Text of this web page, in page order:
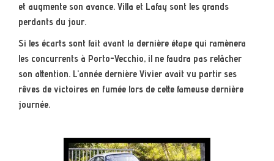
et augmente son avance. Villa et Lafay sont les grands
perdants du jour.
Si les écarts sont fait avant la dernière étape qui ramènera
les concurrents à Porto-Vecchio, il ne faudra pas relâcher
son attention. L’année dernière Vivier avait vu partir ses
rêves de victoires en fumée lors de cette fameuse dernière
journée.